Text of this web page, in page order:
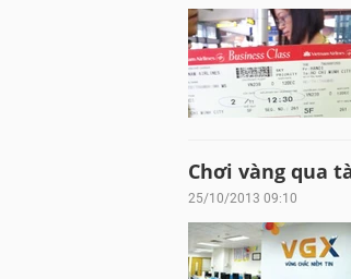
Chơi vàng qua
25/10/2013 09:10